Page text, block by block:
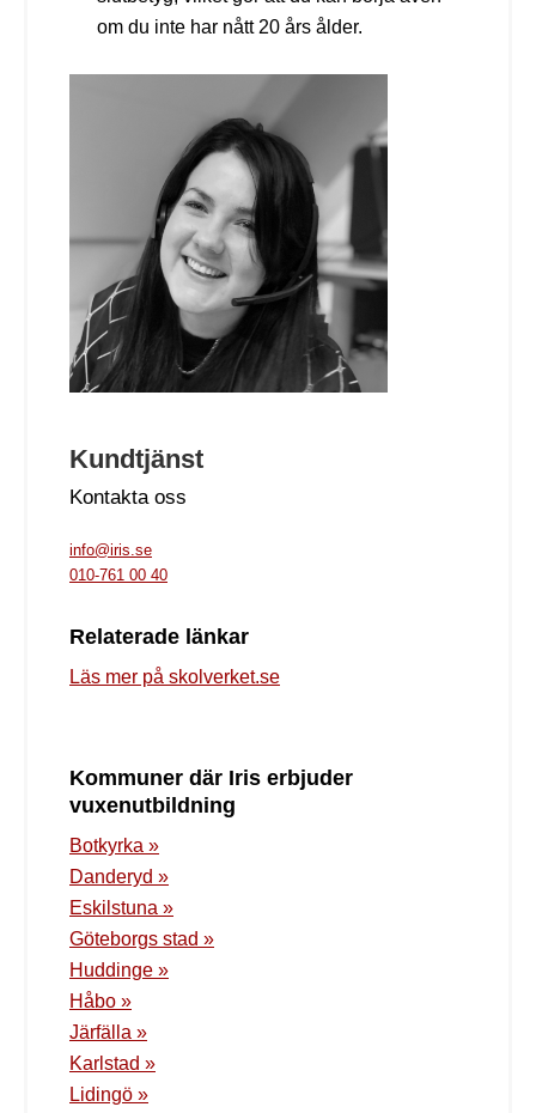
om du inte har nått 20 års ålder.
Kundtjänst
Kontakta oss
info@iris.se
010-761 00 40
Relaterade länkar
Läs mer på skolverket.se
Kommuner där Iris erbjuder
vuxenutbildning
Botkyrka »
Danderyd »
Eskilstuna »
Göteborgs stad »
Huddinge »
Håbo »
Järfälla »
Karlstad »
Lidingö »